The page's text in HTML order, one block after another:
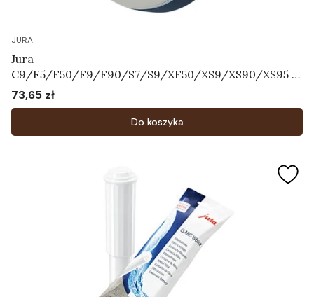
JURA
Jura
C9/F5/F50/F9/F90/S7/S9/XF50/XS9/XS90/XS95 -
Pokrętło regulatora systemu mleka Art.72763
Cena
73,65 zł
Do koszyka